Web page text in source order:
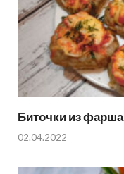
Биточки из
02.04.2022